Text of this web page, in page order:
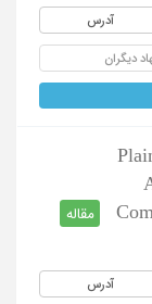
آدرس
دیگران
مقاله
آدرس